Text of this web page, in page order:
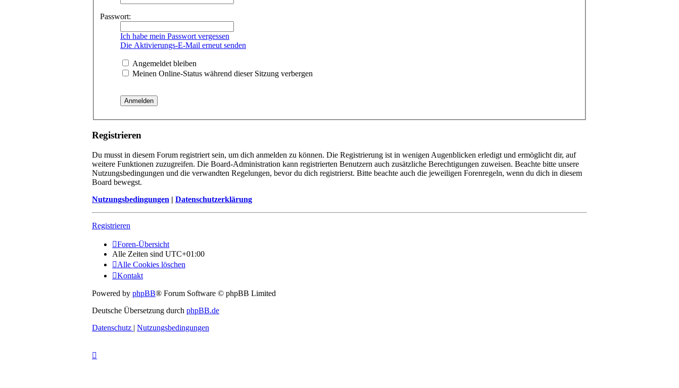
Passwort:
Ich habe mein Passwort vergessen
Die Aktivierungs-E-Mail erneut senden
Angemeldet bleiben
Meinen Online-Status während dieser Sitzung verbergen
Registrieren
Du musst in diesem Forum registriert sein, um dich anmelden zu können. Die Registrierung ist in wenigen Augenblicken erledigt und ermöglicht dir, auf
weitere Funktionen zuzugreifen. Die Board-Administration kann registrierten Benutzern auch zusätzliche Berechtigungen zuweisen. Beachte bitte unsere
Nutzungsbedingungen und die verwandten Regelungen, bevor du dich registrierst. Bitte beachte auch die jeweiligen Forenregeln, wenn du dich in diesem
Board bewegst.
Nutzungsbedingungen | Datenschutzerklärung
Registrieren
Foren-Übersicht
Alle Zeiten sind UTC+01:00
Alle Cookies löschen
Kontakt
Powered by phpBB® Forum Software © phpBB Limited
Deutsche Übersetzung durch phpBB.de
Datenschutz | Nutzungsbedingungen